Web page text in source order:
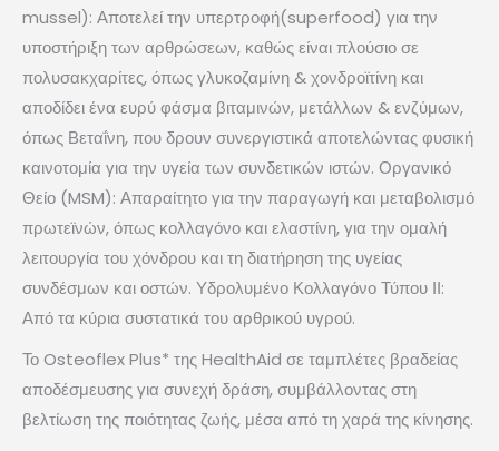
mussel): Αποτελεί την υπερτροφή(superfood) για την
υποστήριξη των αρθρώσεων, καθώς είναι πλούσιο σε
πολυσακχαρίτες, όπως γλυκοζαμίνη & χονδροϊτίνη και
αποδίδει ένα ευρύ φάσμα βιταμινών, μετάλλων & ενζύμων,
όπως Βεταΐνη, που δρουν συνεργιστικά αποτελώντας φυσική
καινοτομία για την υγεία των συνδετικών ιστών. Οργανικό
Θείο (MSM): Απαραίτητο για την παραγωγή και μεταβολισμό
πρωτεϊνών, όπως κολλαγόνο και ελαστίνη, για την ομαλή
λειτουργία του χόνδρου και τη διατήρηση της υγείας
συνδέσμων και οστών. Υδρολυμένο Κολλαγόνο Τύπου ΙΙ:
Από τα κύρια συστατικά του αρθρικού υγρού.
Το Osteoflex Plus* της HealthAid σε ταμπλέτες βραδείας
αποδέσμευσης για συνεχή δράση, συμβάλλοντας στη
βελτίωση της ποιότητας ζωής, μέσα από τη χαρά της κίνησης.